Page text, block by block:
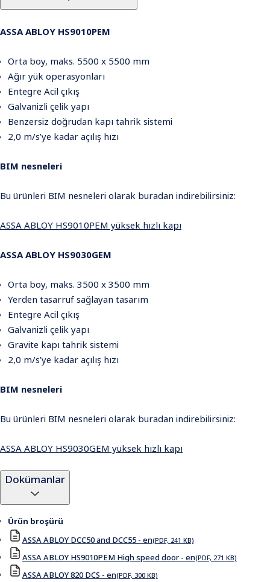
ASSA ABLOY HS9010PEM
Orta boy, maks. 5500 x 5500 mm
Ağır yük operasyonları
Entegre Acil çıkış
Galvanizli çelik yapı
Benzersiz doğrudan kapı tahrik sistemi
2,0 m/s’ye kadar açılış hızı
BIM nesneleri
Bu ürünleri BIM nesneleri olarak buradan indirebilirsiniz:
ASSA ABLOY HS9010PEM yüksek hızlı kapı
ASSA ABLOY HS9030GEM
Orta boy, maks. 3500 x 3500 mm
Yerden tasarruf sağlayan tasarım
Entegre Acil çıkış
Galvanizli çelik yapı
Gravite kapı tahrik sistemi
2,0 m/s’ye kadar açılış hızı
BIM nesneleri
Bu ürünleri BIM nesneleri olarak buradan indirebilirsiniz:
ASSA ABLOY HS9030GEM yüksek hızlı kapı
Dokümanlar
Ürün broşürü
ASSA ABLOY DCC50 and DCC55 - en(PDF, 241 KB)
ASSA ABLOY HS9010PEM High speed door - en(PDF, 271 KB)
ASSA ABLOY 820 DCS - en(PDF, 300 KB)